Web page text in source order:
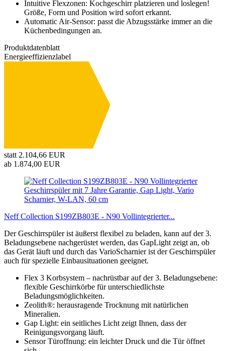
Intuitive Flexzonen: Kochgeschirr platzieren und loslegen!
Größe, Form und Position wird sofort erkannt.
Automatic Air-Sensor: passt die Abzugsstärke immer an die
Küchenbedingungen an.
Produktdatenblatt
Energieeffizienzlabel
statt 2.104,66 EUR
ab 1.874,00 EUR
Neff Collection S199ZB803E - N90 Vollintegrierter...
Der Geschirrspüler ist äußerst flexibel zu beladen, kann auf der 3.
Beladungsebene nachgerüstet werden, das GapLight zeigt an, ob
das Gerät läuft und durch das VarioScharnier ist der Geschirrspüler
auch für spezielle Einbausituationen geeignet.
Flex 3 Korbsystem – nachrüstbar auf der 3. Beladungsebene:
flexible Geschirrkörbe für unterschiedlichste
Beladungsmöglichkeiten.
Zeolith®: herausragende Trocknung mit natürlichen
Mineralien.
Gap Light: ein seitliches Licht zeigt Ihnen, dass der
Reinigungsvorgang läuft.
Sensor Türoffnung: ein leichter Druck und die Tür öffnet